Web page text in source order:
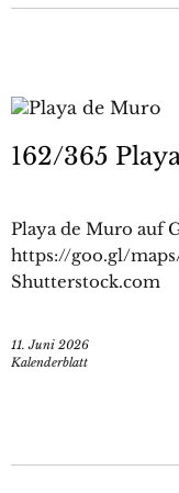
162/365
Playa de Muro auf
https://goo.gl/
Shutterstock.com
11. Juni 2026
Kalenderblatt